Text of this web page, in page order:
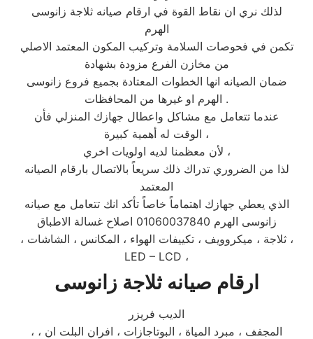
لذلك نري ان نقاط القوة في ارقام صيانه ثلاجة زانوسى
الهرم
تكمن في فحوصات السلامة وتركيب المكون المعتمد الاصلي
من مخازن الفرع مزودة بشهادة
ضمان الصيانه انها الخطوات المعتادة بجميع فروع زانوسى
الهرم او غيرها من المحافظات .
عندما تتعامل مع مشاكل واعطال جهازك المنزلي فأن
الوقت له أهمية كبيرة ،
لأن معظمنا لديه اولويات اخري ،
لذا من الضروري تدراك ذلك سريعاً بالاتصال بارقام الصيانه
المعتمد
الذي يعطي جهازك اهتماماً خاصاً تأكد انك تتعامل مع صيانه
زانوسى الهرم 01060037840 اصلاح غسالة الاطباق
، ثلاجة ، ميكروويف ، تكييفات الهواء ، المكانس ، الشاشات ،
LED – LCD ،
ارقام صيانه ثلاجة زانوسى
الديب فريزر
، المجفف ، مبرد المياة ، البوتاجازات ، افران البلت ان ،